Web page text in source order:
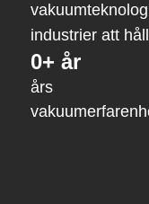
industrier att
års
0+ år